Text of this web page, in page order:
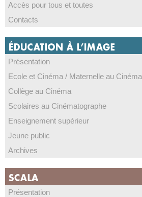
Accès pour tous et toutes
Contacts
Présentation
Ecole et Cinéma / Maternelle au Cinéma
Collège au Cinéma
Scolaires au Cinématographe
Enseignement supérieur
Jeune public
Archives
Présentation